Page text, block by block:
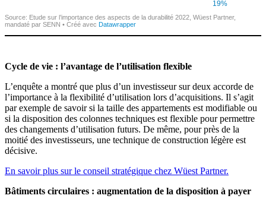
Cycle de vie : l’avantage de l’utilisation flexible
L’enquête a montré que plus d’un inves­tisseur sur deux accorde de
l’importance à la flexi­bilité d’utilisation lors d’acquisitions. Il s’agit
par exemple de savoir si la taille des appar­te­ments est modifiable ou
si la dispo­sition des colonnes techniques est flexible pour permettre
des change­ments d’utilisation futurs. De même, pour près de la
moitié des inves­tis­seurs, une technique de construction légère est
décisive.
En savoir plus sur le conseil straté­gique chez Wüest Partner.
Bâtiments circu­laires : augmen­tation de la dispo­sition à payer